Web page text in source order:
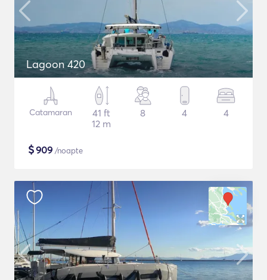
Lagoon 420
Catamaran
41 ft
12 m
8 4 4
$909 /noapte